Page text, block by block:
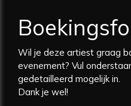
Wil je deze artiest graag
evenement? Vul
gedetailleerd mogelijk in.
Dank je wel!